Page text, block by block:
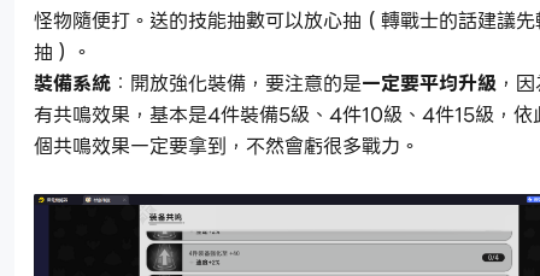
怪物隨便打。送的技能抽數可以放心抽（轉戰士的話建議
抽）。
裝備系統 ：開放強化裝備，要注意的是一定要平均升級 ，
有共鳴效果，基本是4件裝備5級、4件10級、4件15級，依
個共鳴效果一定要拿到，不然會虧很多戰力。